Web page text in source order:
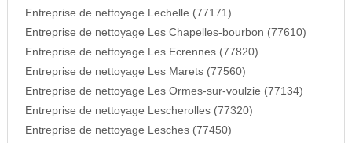
Entreprise de nettoyage Lechelle (77171)
Entreprise de nettoyage Les Chapelles-bourbon (77610)
Entreprise de nettoyage Les Ecrennes (77820)
Entreprise de nettoyage Les Marets (77560)
Entreprise de nettoyage Les Ormes-sur-voulzie (77134)
Entreprise de nettoyage Lescherolles (77320)
Entreprise de nettoyage Lesches (77450)